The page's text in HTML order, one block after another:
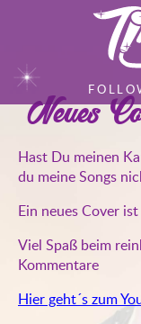
Neues
Hast Du meinen
du meine Songs
Ein neues Cover
Viel Spaß beim
Kommentare
Hier geht´s zum